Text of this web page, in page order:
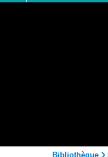
Bibliothèque